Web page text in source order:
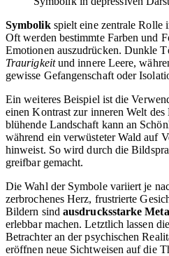
Symbolikspielt eine zentrale Rolle
Oft werden bestimmte Farben und
Emotionen auszudrücken. Dunkle
Traurigkeitund innere Leere,
gewisse Gefangenschaft oder
Ein weiteres Beispiel ist die
einen Kontrast zur inneren Welt
blühende Landschaft kann an
während ein verwüsteter Wald auf
hinweist. So wird durch die
greifbar gemacht.
Die Wahl der Symbole variiert je
zerbrochenes Herz, frustrierte
Bildern sindausdrucksstarke
erlebbar machen. Letztlich lassen
Betrachter an der psychischen
eröffnen neue Sichtweisen auf die